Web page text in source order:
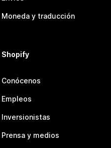
Moneda y traducción
Shopify
Conócenos
Empleos
Inversionistas
Prensa y medios